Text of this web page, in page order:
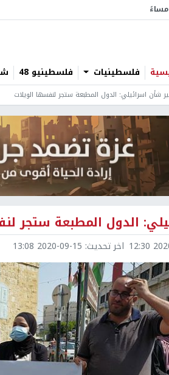
فلسطينيات فلسطينيو 48
شأن اسرائيلي: الدول المطبعة ستجر لنفسها الويلات
الدول المطبعة ستجر
اخر تحديث: 2020-09-15 13:08